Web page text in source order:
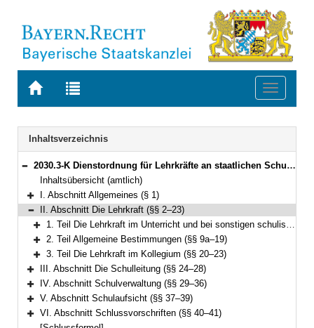
Zur
BAYERN.RECHT
Zur
letzten
Suche
Toggle
Navigation
Inhaltsverzeichnis
Bereich reduzieren
2030.3-K Dienstordnung für Lehrkräfte an staatlichen Schulen in Bayern (Lehrerdienstordnung – LDO) Bekanntmachung des Bayerischen Staatsministeriums für Bildung und Kultus, Wissenschaft und Kunst vom 5. Juli 2014, Az. II.5-5 P 4011.1-6b.52 562 (KWMBl. S. 112) (§§ 1–41)
Inhaltsübersicht (amtlich)
Bereich erweitern
I. Abschnitt Allgemeines (§ 1)
Bereich reduzieren
II. Abschnitt Die Lehrkraft (§§ 2–23)
Bereich erweitern
1. Teil Die Lehrkraft im Unterricht und bei sonstigen schulischen Veranstaltungen (§§ 2–8)
Bereich erweitern
2. Teil Allgemeine Bestimmungen (§§ 9a–19)
Bereich erweitern
3. Teil Die Lehrkraft im Kollegium (§§ 20–23)
Bereich erweitern
III. Abschnitt Die Schulleitung (§§ 24–28)
Bereich erweitern
IV. Abschnitt Schulverwaltung (§§ 29–36)
Bereich erweitern
V. Abschnitt Schulaufsicht (§§ 37–39)
Bereich erweitern
VI. Abschnitt Schlussvorschriften (§§ 40–41)